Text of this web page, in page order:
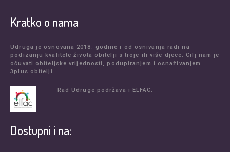
Kratko o nama
Udruga je osnovana 2018. godine i od osnivanja radi na
podizanju kvalitete života obitelji s troje ili više djece. Cilj nam je
očuvati obiteljske vrijednosti, podupiranjem i osnaživanjem
3plus obitelji.
Rad Udruge podržava i ELFAC.
Dostupni i na: